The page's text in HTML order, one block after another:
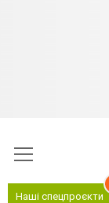
Наші спецпроєкти